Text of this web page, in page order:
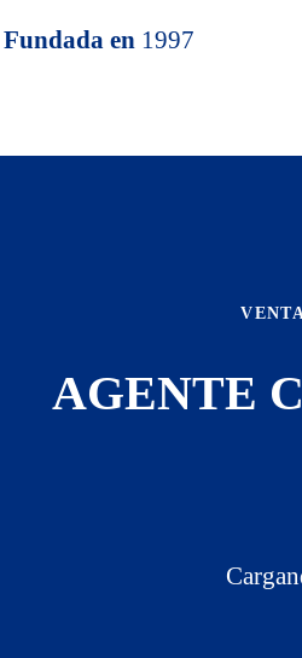
Fundada en 1997
AGENTE